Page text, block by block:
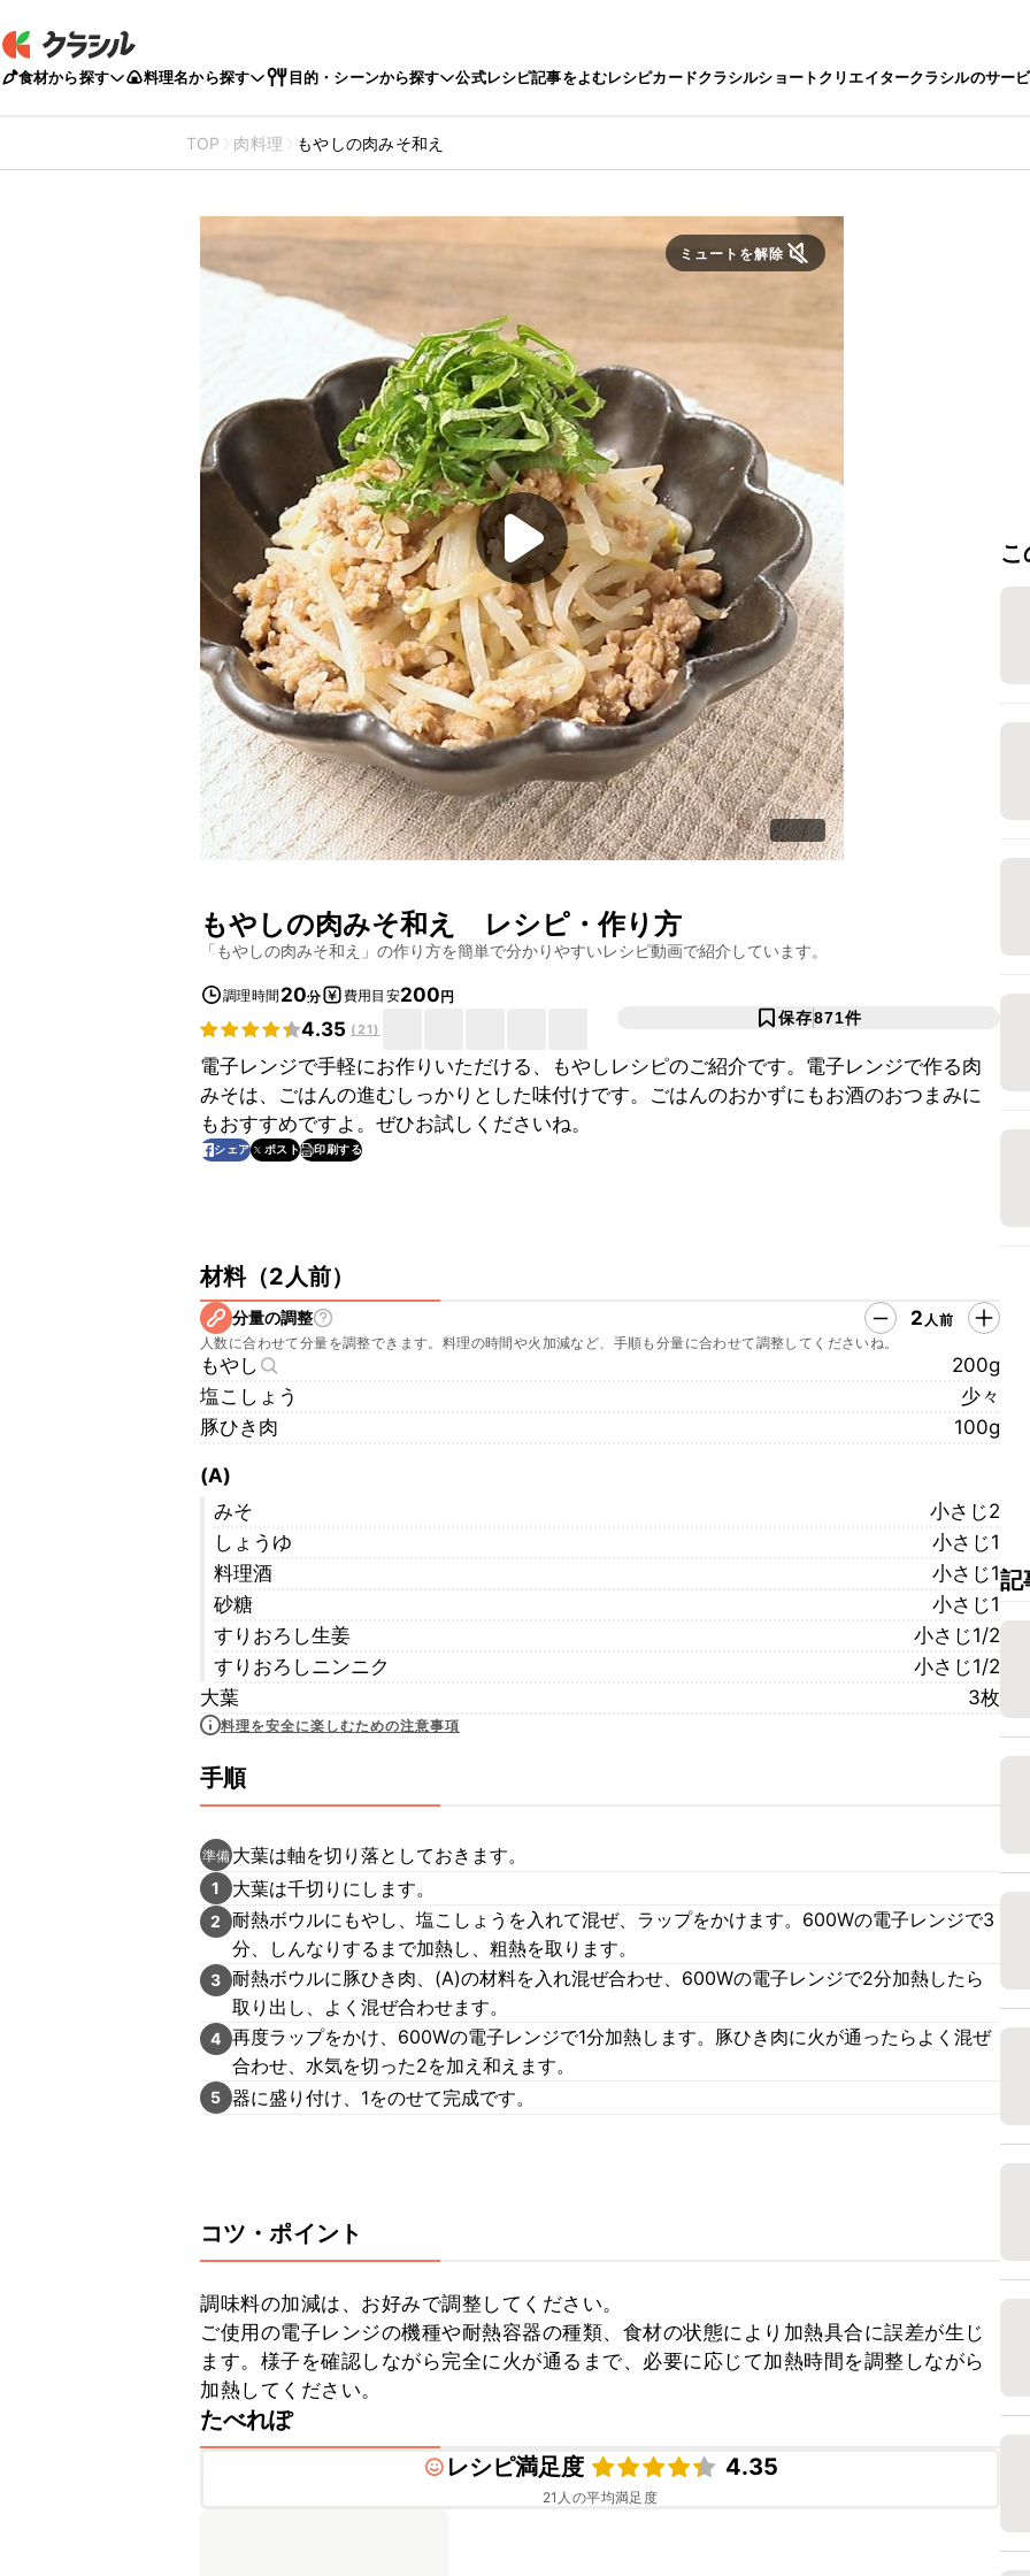
食材から探す 料理名から探す 目的・シーンから探す 公式レシピ記事をよむレシピカードクラシルショートクリエイタークラシルのサー
TOP 肉料理 もやしの肉みそ和え
ミュートを解除
もやしの肉みそ和え レシピ・作り方
「もやしの肉みそ和え 」の作り方を簡単で分かりやすいレシピ動画で紹介しています。
調理時間 20分 費用目安200円
4.35 (21)
保存871件
電子レンジで手軽にお作りいただける、もやしレシピのご紹介です。電子レンジで作る肉
みそは、ごはんの進むしっかりとした味付けです。ごはんのおかずにもお酒のおつまみに
もおすすめですよ。ぜひお試しくださいね。
シェア ポスト 印刷する
材料（2人前）
分量の調整 2 人前
人数に合わせて分量を調整できます。料理の時間や火加減など、手順も分量に合わせて調整してくださいね。
もやし
200g
塩こしょう
少々
豚ひき肉
100g
(A)
みそ
小さじ2
しょうゆ
小さじ1
料理酒
小さじ1
砂糖
小さじ1
すりおろし生姜
小さじ1/2
すりおろしニンニク
小さじ1/2
大葉
3枚
料理を安全に楽しむための注意事項
手順
準備 大葉は軸を切り落としておきます。
1 大葉は千切りにします。
2
耐熱ボウルにもやし、塩こしょうを入れて混ぜ、ラップをかけます。600Wの電子レンジで3
分、しんなりするまで加熱し、粗熱を取ります。
3 耐熱ボウルに豚ひき肉、(A)の材料を入れ混ぜ合わせ、600Wの電子レンジで2分加熱したら
取り出し、よく混ぜ合わせます。
4 再度ラップをかけ、600Wの電子レンジで1分加熱します。豚ひき肉に火が通ったらよく混ぜ
合わせ、水気を切った2を加え和えます。
5 器に盛り付け、1をのせて完成です。
コツ・ポイント
調味料の加減は、お好みで調整してください。
ご使用の電子レンジの機種や耐熱容器の種類、食材の状態により加熱具合に誤差が生じ
ます。様子を確認しながら完全に火が通るまで、必要に応じて加熱時間を調整しながら
加熱してください。
たべれぽ
レシピ満足度
4.35
21 人の平均満足度
記